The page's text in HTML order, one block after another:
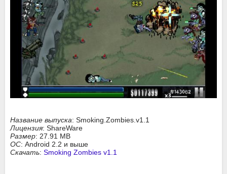
Название выпуска: Smoking.Zombies.v1.1
Лицензия: ShareWare
Размер: 27.91 MB
ОС: Android 2.2 и выше
Скачать: Smoking Zombies v1.1